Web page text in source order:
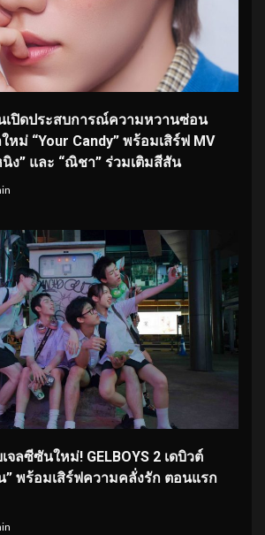
นเปิดประสบการณ์ความหวานซ่อน
หม่ “Your Candy” พร้อมเสิร์ฟ MV
นิง” และ “ณิชา” ร่วมเติมสีสัน
จลซีซันใหม่! GELBOYS 2 เดบิวต์
” พร้อมเสิร์ฟความคลั่งรัก ตอนแรก